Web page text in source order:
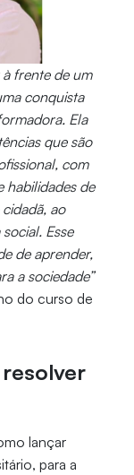
à frente de um
conquista
Ela
que são
com
habilidades de
ao
Esse
de aprender,
a sociedade”
do curso de
lançar
para a